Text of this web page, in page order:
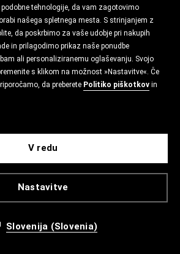
tehnologije, da vam zagotovimo
našega spletnega mesta. S strinjanjem z
da poskrbimo za vaše udobje pri nakupih
in prilagodimo prikaz naše ponudbe
ali personaliziranemu oglaševanju. Svojo
s klikom na možnost »Nastavitve«. Če
da preberete Politiko piškotkov in
Nastavitve
V redu
Slovenija (Slovenia)